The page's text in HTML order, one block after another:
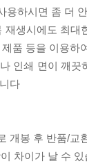
용하시면 좀 더
생시에도 최
품 등을 이용하
인쇄 면이 깨
다
개봉 후 반품/교
차이가 날 수 있